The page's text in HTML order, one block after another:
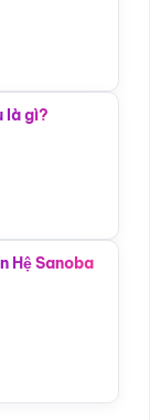
là gì?
Hệ Sanoba